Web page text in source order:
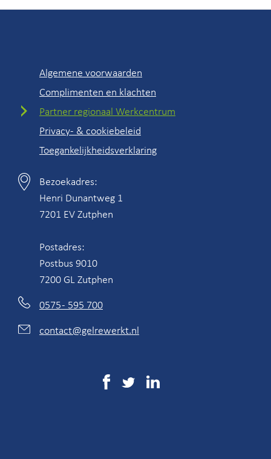
Algemene voorwaarden
Complimenten en klachten
Partner regionaal Werkcentrum
Privacy- & cookiebeleid
Toegankelijkheidsverklaring
Contactgegevens
Bezoekadres:
Henri Dunantweg 1
7201 EV Zutphen
Postadres:
Postbus 9010
7200 GL Zutphen
0575 - 595 700
contact@gelrewerkt.nl